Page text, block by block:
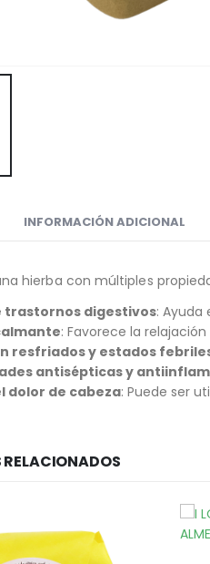
INFORMACIÓN ADICIONAL
hierba con múltiples
trastornos digestivos: Ayuda
: Favorece la
resfriados y estados
antisépticas y
dolor de cabeza: Puede ser